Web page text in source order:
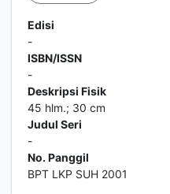
Edisi
-
ISBN/ISSN
-
Deskripsi Fisik
45 hlm.; 30 cm
Judul Seri
-
No. Panggil
BPT LKP SUH 2001